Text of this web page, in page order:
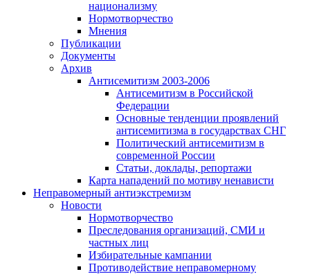
национализму
Нормотворчество
Мнения
Публикации
Документы
Архив
Антисемитизм 2003-2006
Антисемитизм в Российской
Федерации
Основные тенденции проявлений
антисемитизма в государствах СНГ
Политический антисемитизм в
современной России
Статьи, доклады, репортажи
Карта нападений по мотиву ненависти
Неправомерный антиэкстремизм
Новости
Нормотворчество
Преследования организаций, СМИ и
частных лиц
Избирательные кампании
Противодействие неправомерному